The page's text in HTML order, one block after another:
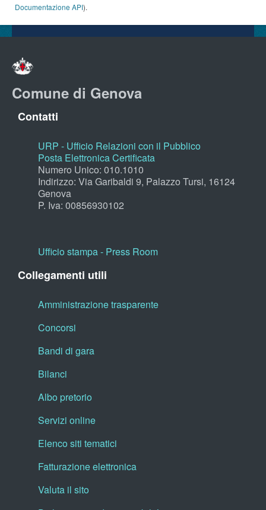
Documentazione API).
Comune di Genova
Contatti
URP - Ufficio Relazioni con il Pubblico
Posta Elettronica Certificata
Numero Unico: 010.1010
Indirizzo: Via Garibaldi 9, Palazzo Tursi, 16124
Genova
P. Iva: 00856930102
Ufficio stampa - Press Room
Collegamenti utili
Amministrazione trasparente
Concorsi
Bandi di gara
Bilanci
Albo pretorio
Servizi online
Elenco siti tematici
Fatturazione elettronica
Valuta il sito